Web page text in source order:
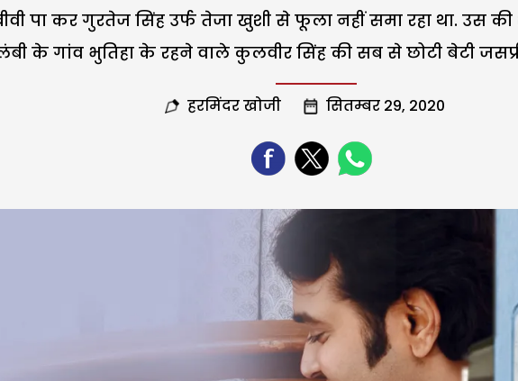
पा कर गुरतेज सिंह उर्फ तेजा खुशी से फूला नहीं समा रहा था. उस की
के गांव भुतिहा के रहने वाले कुलवीर सिंह की सब से छोटी बेटी
हरमिंदर खोजी सितम्बर 29, 2020